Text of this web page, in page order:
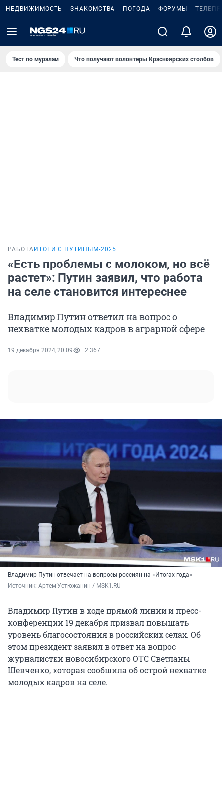
НЕДВИЖИМОСТЬ ЗНАКОМСТВА ПОГОДА ФОРУМЫ
Тест по мурaлaм Что получают волонтеры Красноярских столбов
РАБОТА ИТОГИ С ПУТИНЫМ-2025
«Есть проблемы с молоком, но всё
растет»: Путин заявил, что работа
на селе становится интереснее
Владимир Путин ответил на вопрос о
нехватке молодых кадров в аграрной сфере
19 декабря 2024, 20:09 2 367
Владимир Путин отвечает на вопросы россиян на «Итогах года»
Источник: Артем Устюжанин / MSK1.RU
Владимир Путин в ходе прямой линии и пресс-
конференции 19 декабря призвал повышать
уровень благосостояния в российских селах. Об
этом президент заявил в ответ на вопрос
журналистки новосибирского ОТС Светланы
Шевченко, которая сообщила об острой нехватке
молодых кадров на селе.